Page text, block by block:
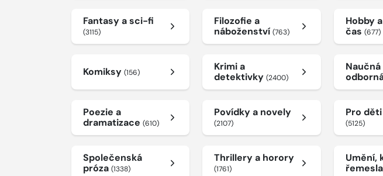
Fantasy a sci-fi
(3115)
Filozofie a
náboženství(763)
Hobby
čas (677)
Komiksy (156)
Krimi a
detektivky(2400)
Naučná
Poezie a
dramatizace (610)
Povídky a novely
(2107)
Pro
(5125)
Společenská
próza (1338)
Thrillery a horory
(1761)
Umění,
řemesla